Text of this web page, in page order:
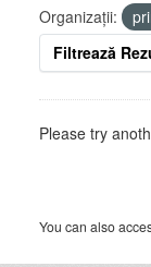
Organizații:
Filtrează
Please try
You can also